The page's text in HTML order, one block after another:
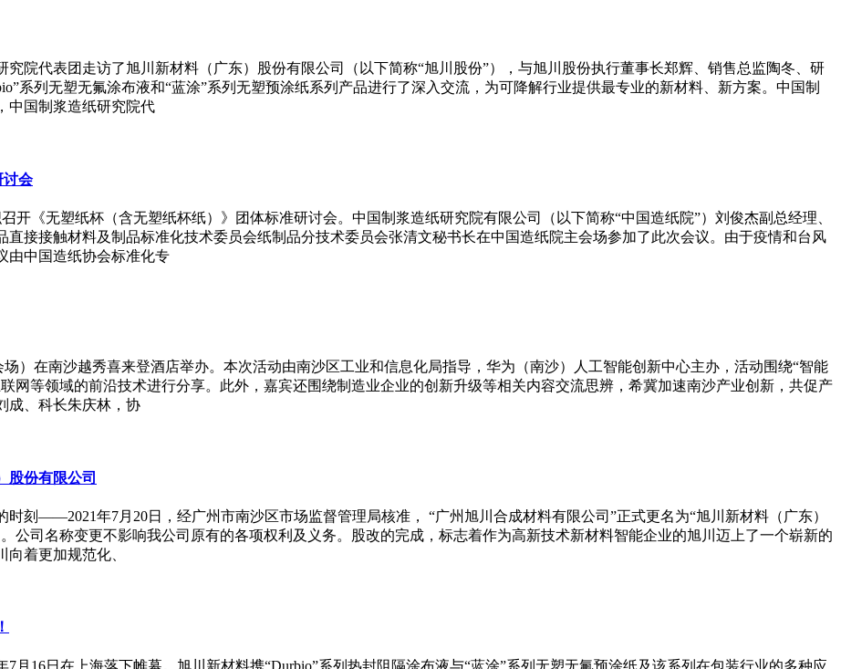
院代表团走访了旭川新材料（广东）股份有限公司（以下简称“旭川股份”），与旭川股份执行董事长郑辉、销售总监陶冬、研
系列无塑无氟涂布液和“蓝涂”系列无塑预涂纸系列产品进行了深入交流，为可降解行业提供最专业的新材料、新方案。中国制
中国制浆造纸研究院代
讨会
开《无塑纸杯（含无塑纸杯纸）》团体标准研讨会。中国制浆造纸研究院有限公司（以下简称“中国造纸院”）刘俊杰副总经理、
接接触材料及制品标准化技术委员会纸制品分技术委员会张清文秘书长在中国造纸院主会场参加了此次会议。由于疫情和台风
由中国造纸协会标准化专
场）在南沙越秀喜来登酒店举办。本次活动由南沙区工业和信息化局指导，华为（南沙）人工智能创新中心主办，活动围绕“智能
网等领域的前沿技术进行分享。此外，嘉宾还围绕制造业企业的创新升级等相关内容交流思辨，希冀加速南沙产业创新，共促产
成、科长朱庆林，协
股份有限公司
刻——2021年7月20日，经广州市南沙区市场监督管理局核准， “广州旭川合成材料有限公司”正式更名为“旭川新材料（广东）
公司名称变更不影响我公司原有的各项权利及义务。股改的完成，标志着作为高新技术新材料智能企业的旭川迈上了一个崭新的
着更加规范化、
月16日在上海落下帷幕。旭川新材料携“Durbio”系列热封阻隔涂布液与“蓝涂”系列无塑无氟预涂纸及该系列在包装行业的多种应